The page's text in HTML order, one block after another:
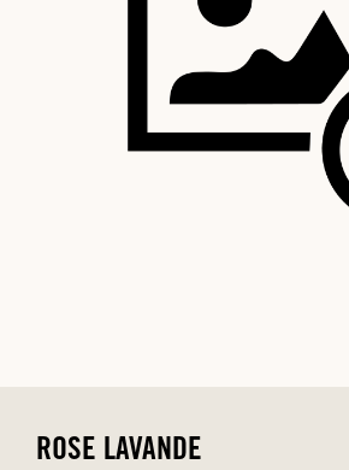
ROSE LAVANDE